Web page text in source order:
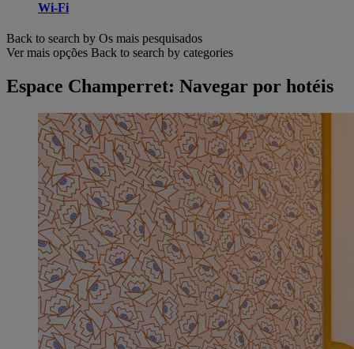
Wi-Fi
Back to search by Os mais pesquisados
Ver mais opções Back to search by categories
Espace Champerret: Navegar por hotéis